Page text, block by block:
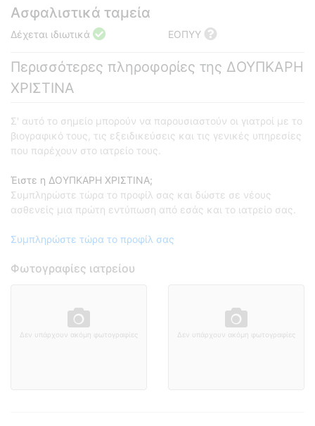
Ασφαλιστικά ταμεία
Δέχεται ιδιωτικά ΕΟΠΥΥ
Περισσότερες πληροφορίες της ΔΟΥΠΚΑΡΗ
ΧΡΙΣΤΙΝΑ
Σ' αυτό το σημείο μπορούν να παρουσιαστούν οι γιατροί με το
βιογραφικό τους, τις εξειδικεύσεις και τις γενικές υπηρεσίες
που παρέχουν στο ιατρείο τους.
Έιστε η ΔΟΥΠΚΑΡΗ ΧΡΙΣΤΙΝΑ;
Συμπληρώστε τώρα το προφίλ σας και δώστε σε νέους
ασθενείς μια πρώτη εντύπωση από εσάς και το ιατρείο σας.
Συμπληρώστε τώρα το προφίλ σας
Φωτογραφίες ιατρείου
Δεν υπάρχουν ακόμη φωτογραφίες Δεν υπάρχουν ακόμη φωτογραφίες